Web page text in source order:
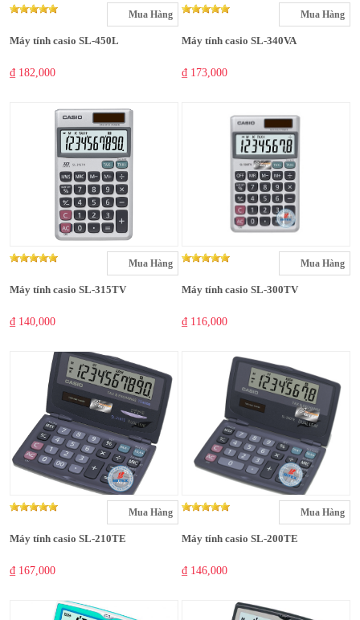
Mua Hàng
Máy tính casio SL-450L
₫ 182,000
Mua Hàng
Máy tính casio SL-340VA
₫ 173,000
Mua Hàng
Máy tính casio SL-315TV
₫ 140,000
Mua Hàng
Máy tính casio SL-300TV
₫ 116,000
Mua Hàng
Máy tính casio SL-210TE
₫ 167,000
Mua Hàng
Máy tính casio SL-200TE
₫ 146,000